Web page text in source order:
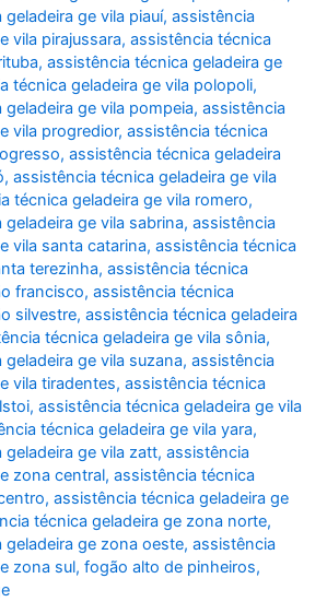
ge vila piauí,assistência
vila pirajussara,assistência técnica
,assistência técnica geladeira ge
técnica geladeira ge vila polopoli,
ge vila pompeia,assistência
vila progredior,assistência técnica
,assistência técnica geladeira
,assistência técnica geladeira ge vila
técnica geladeira ge vila romero,
ge vila sabrina,assistência
vila santa catarina,assistência técnica
terezinha,assistência técnica
francisco,assistência técnica
silvestre,assistência técnica geladeira
técnica geladeira ge vila sônia,
ge vila suzana,assistência
vila tiradentes,assistência técnica
,assistência técnica geladeira ge vila
técnica geladeira ge vila yara,
ge vila zatt,assistência
zona central,assistência técnica
,assistência técnica geladeira ge
técnica geladeira ge zona norte,
ge zona oeste,assistência
zona sul,fogão alto de pinheiros,